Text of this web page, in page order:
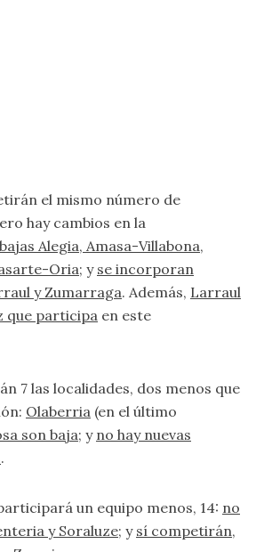
el mismo número de
hay cambios en la
Alegia, Amasa-Villabona,
Oria; y se incorporan
y Zumarraga. Además, Larraul
que participa en este
7 las localidades, dos menos que
Olaberria (en el último
son baja; y no hay nuevas
.
un equipo menos, 14: no
y Soraluze; y sí competirán,